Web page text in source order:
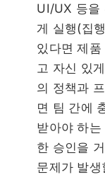
UI/UX 등을
게 실행(집
있다면 제
고 자신 있
의 정책과
면 팀 간에
받아야 하
한 승인을
문제가 발